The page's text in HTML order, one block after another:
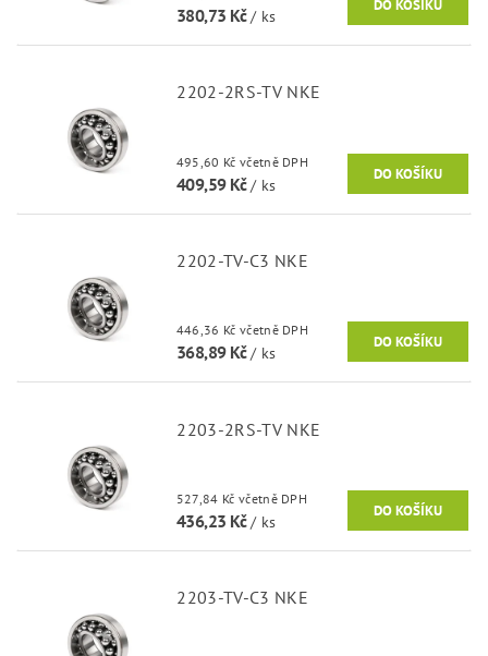
380,73 Kč/ ks
2202-2RS-TV NKE
495,60 Kč včetně DPH
409,59 Kč/ ks
2202-TV-C3 NKE
446,36 Kč včetně DPH
368,89 Kč/ ks
2203-2RS-TV NKE
527,84 Kč včetně DPH
436,23 Kč/ ks
2203-TV-C3 NKE